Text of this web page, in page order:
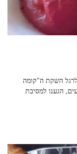
סיבה למסיבה בציונה קפה – The heARTofhosting לרגל השקת ה"קומה
הגענו למסיבת